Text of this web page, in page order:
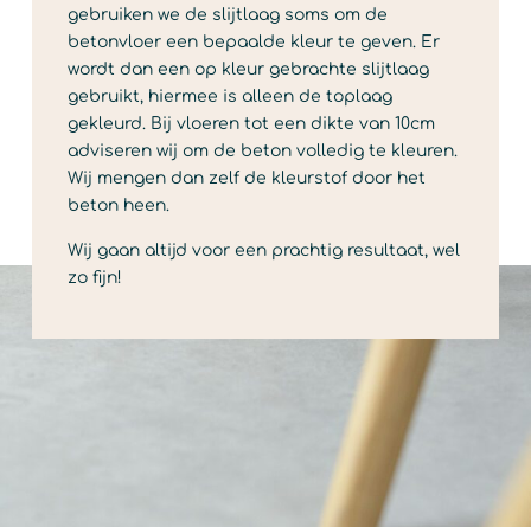
gebruiken we de slijtlaag soms om de
betonvloer een bepaalde kleur te geven. Er
wordt dan een op kleur gebrachte slijtlaag
gebruikt, hiermee is alleen de toplaag
gekleurd. Bij vloeren tot een dikte van 10cm
adviseren wij om de beton volledig te kleuren.
Wij mengen dan zelf de kleurstof door het
beton heen.
Wij gaan altijd voor een prachtig resultaat, wel
zo fijn!